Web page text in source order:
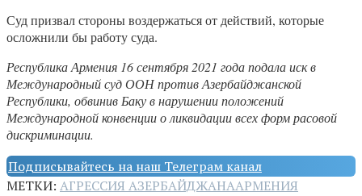
Суд призвал стороны воздержаться от действий, которые
осложнили бы работу суда.
Республика Армения 16 сентября 2021 года подала иск в
Международный суд ООН против Азербайджанской
Республики, обвинив Баку в нарушении положений
Международной конвенции о ликвидации всех форм расовой
дискриминации.
Подписывайтесь на наш Телеграм канал
МЕТКИ: АГРЕССИЯ АЗЕРБАЙДЖАНААРМЕНИЯ